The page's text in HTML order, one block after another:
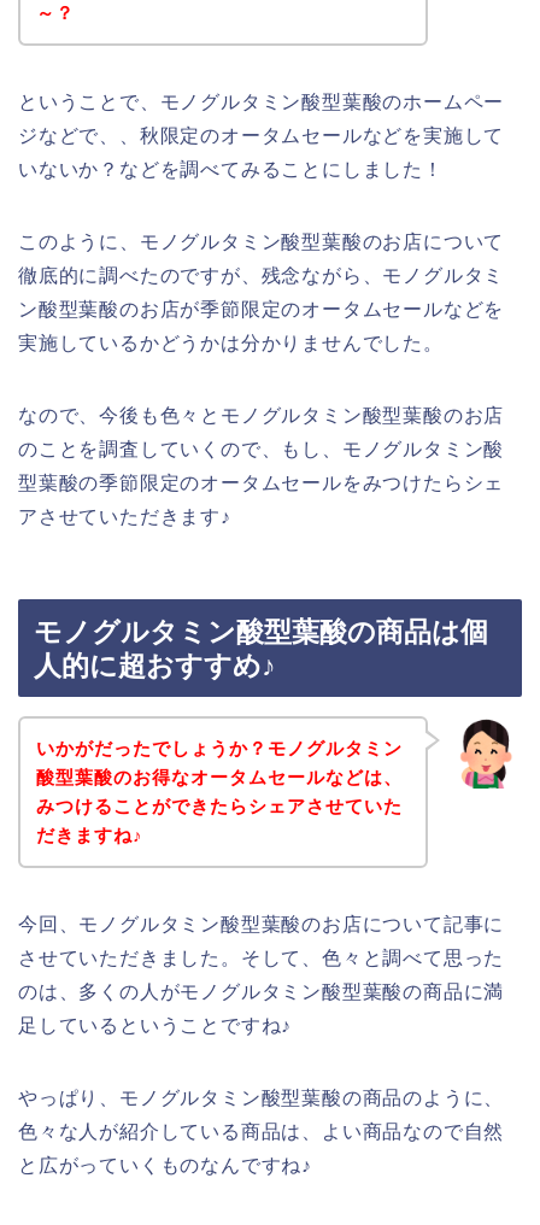
～？
ということで、モノグルタミン酸型葉酸のホームペー
ジなどで、、秋限定のオータムセールなどを実施して
いないか？などを調べてみることにしました！
このように、モノグルタミン酸型葉酸のお店について
徹底的に調べたのですが、残念ながら、モノグルタミ
ン酸型葉酸のお店が季節限定のオータムセールなどを
実施しているかどうかは分かりませんでした。
なので、今後も色々とモノグルタミン酸型葉酸のお店
のことを調査していくので、もし、モノグルタミン酸
型葉酸の季節限定のオータムセールをみつけたらシェ
アさせていただきます♪
モノグルタミン酸型葉酸の商品は個
人的に超おすすめ♪
いかがだったでしょうか？モノグルタミン
酸型葉酸のお得なオータムセールなどは、
みつけることができたらシェアさせていた
だきますね♪
今回、モノグルタミン酸型葉酸のお店について記事に
させていただきました。そして、色々と調べて思った
のは、多くの人がモノグルタミン酸型葉酸の商品に満
足しているということですね♪
やっぱり、モノグルタミン酸型葉酸の商品のように、
色々な人が紹介している商品は、よい商品なので自然
と広がっていくものなんですね♪